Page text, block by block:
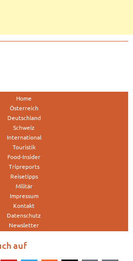
Home
Österreich
Deutschland
Schweiz
International
Touristik
Food-Insider
Tripreports
Reisetipps
Militär
Impressum
Kontakt
Datenschutz
Newsletter
auf